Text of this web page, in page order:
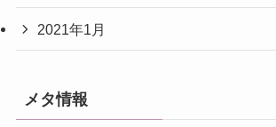
2021年1月
メタ情報